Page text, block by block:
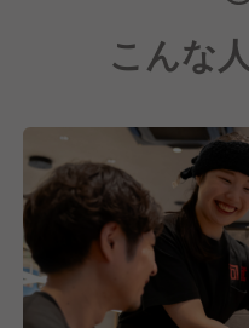
こんな